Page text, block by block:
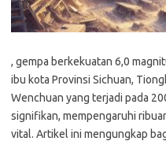
, gempa berkekuatan 6,0
ibu kota Provinsi Sichuan,
Wenchuan yang terjadi pada
signifikan, mempengaruhi
vital. Artikel ini mengungkap